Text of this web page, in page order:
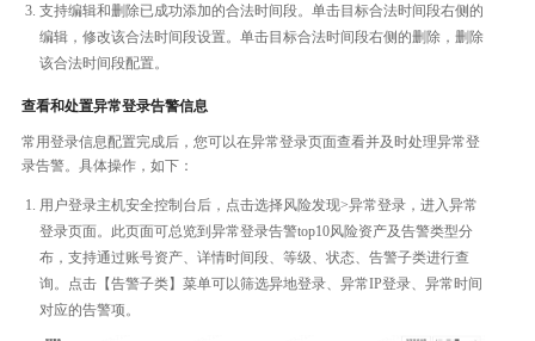
支持编辑和删除已成功添加的合法时间段。单击目标合法时间段右侧的
编辑，修改该合法时间段设置。单击目标合法时间段右侧的删除，删除
该合法时间段配置。
查看和处置异常登录告警信息
常用登录信息配置完成后，您可以在异常登录页面查看并及时处理异常登
录告警。具体操作，如下：
用户登录主机安全控制台后，点击选择风险发现>异常登录，进入异常
登录页面。此页面可总览到异常登录告警top10风险资产及告警类型分
布，支持通过账号资产、详情时间段、等级、状态、告警子类进行查
询。点击【告警子类】菜单可以筛选异地登录、异常IP登录、异常时间
对应的告警项。